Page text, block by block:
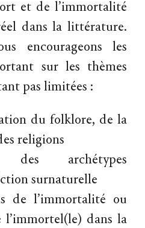
et de l’immortalité
dans la littérature.
encourageons les
sur les thèmes
pas limitées :
du folklore, de la
religions
des archétypes
surnaturelle
de l’immortalité ou
dans la